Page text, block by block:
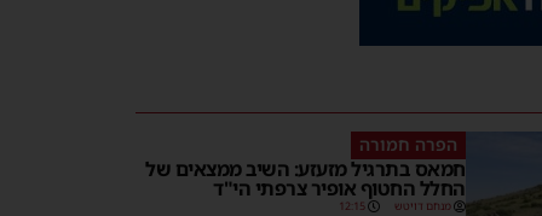
הפרה חמורה
חמאס בתרגיל מזעזע: השיב ממצאים של
החלל החטוף אופיר צרפתי הי"ד
מנחם דויטש 12:15